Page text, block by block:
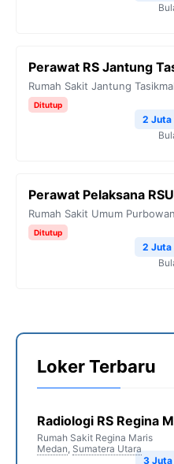
Perawat RS Jantung
Rumah Sakit Jantung
Ditutup
2 Juta
Perawat Pelaksana
Rumah Sakit Umum
Ditutup
2 Juta
Loker Terbaru
Radiologi RS Regina
Rumah Sakit Regina Maris
Medan, Sumatera Utara
3